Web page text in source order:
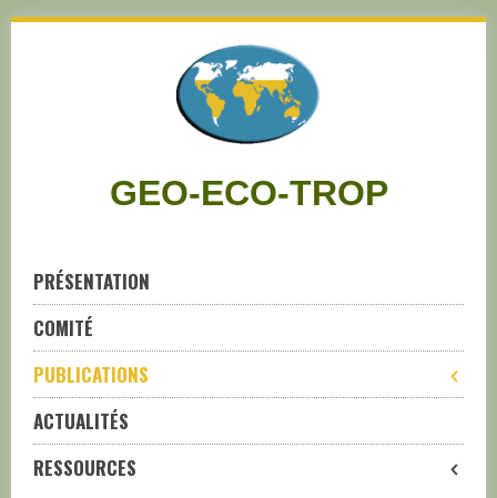
GEO-ECO-TROP
PRÉSENTATION
COMITÉ
PUBLICATIONS
ACTUALITÉS
RESSOURCES